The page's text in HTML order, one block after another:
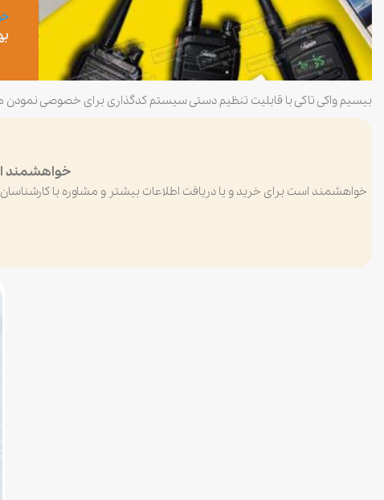
بیسیم واکی تاکی با قابلیت تنظیم دستی سیستم کدگذاری برای خصوصی نمودن
خواهشمند
خواهشمند است برای خرید و یا دریافت اطلاعات بیشتر و مشاوره با